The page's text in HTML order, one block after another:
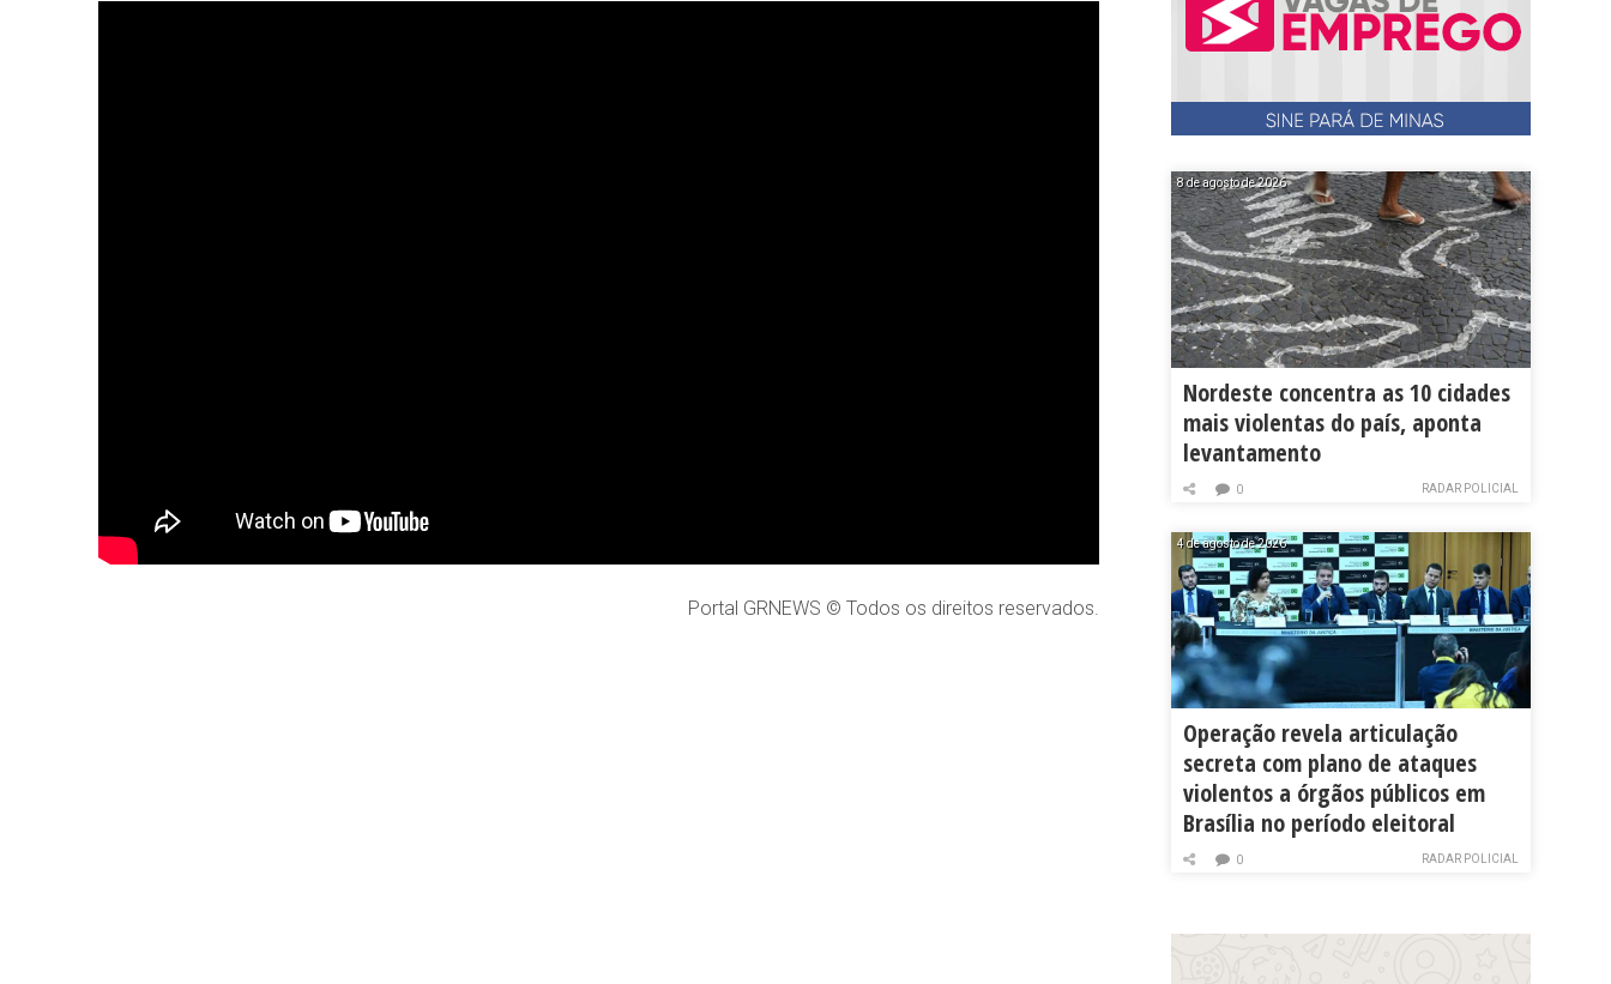
Portal GRNEWS © Todos os direitos reservados.
8 de agosto de 2026
Nordeste concentra as 10 cidades
mais violentas do país, aponta
levantamento
RADAR POLICIAL
0
4 de agosto de 2026
Operação revela articulação
secreta com plano de ataques
violentos a órgãos públicos em
Brasília no período eleitoral
RADAR POLICIAL
0